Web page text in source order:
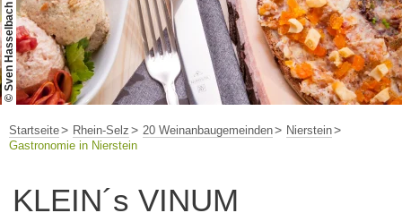
© Sven Hasselbach
Startseite Rhein-Selz 20 Weinanbaugemeinden
Nierstein
Gastronomie in Nierstein
KLEIN´s VINUM